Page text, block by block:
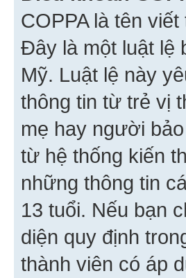
COPPA là tên
Đây là một luật lệ
Mỹ. Luật lệ này
thông tin từ trẻ vị
mẹ hay người
từ hệ thống kiến
những thông tin
13 tuổi. Nếu bạn
diện quy định
thành viên có áp